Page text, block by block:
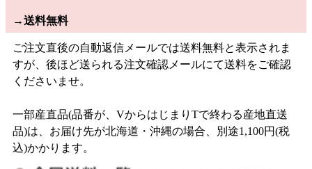
→送料無料
ご注文直後の自動返信メールでは送料無料と表示されま
すが、後ほど送られる注文確認メールにて送料をご確認
くださいませ。
一部産直品(品番が、VからはじまりTで終わる産地直送
品)は、お届け先が北海道・沖縄の場合、別途1,100円(税
込)かかります。